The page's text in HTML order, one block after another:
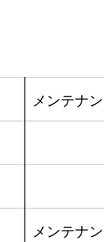
メンテナ
メンテナ